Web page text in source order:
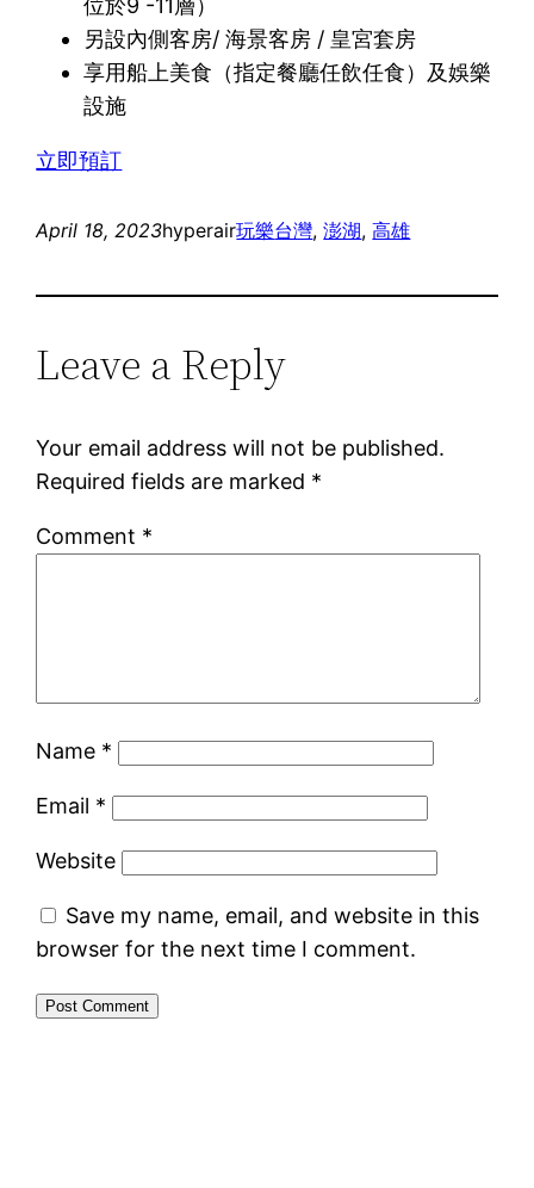
位於9 -11層）
另設內側客房/ 海景客房 / 皇宮套房
享用船上美食（指定餐廳任飲任食）及娛樂
設施
立即預訂
April 18, 2023hyperair玩樂台灣, 澎湖, 高雄
Leave a Reply
Your email address will not be published.
Required fields are marked *
Comment *
Name *
Email *
Website
Save my name, email, and website in this
browser for the next time I comment.